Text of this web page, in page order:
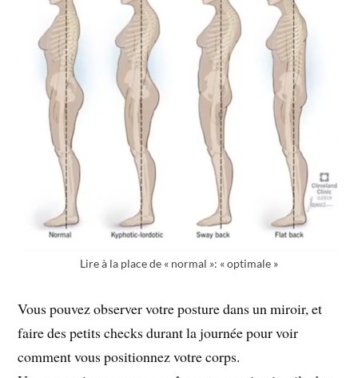
Lire à la place de « normal »: « optimale »
Vous pouvez observer votre posture dans un miroir, et
faire des petits checks durant la journée pour voir
comment vous positionnez votre corps.